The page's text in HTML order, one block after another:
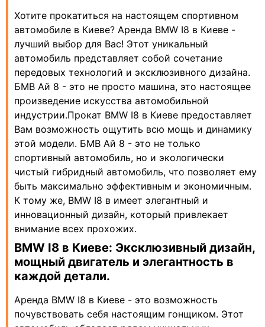
Хотите прокатиться на настоящем спортивном
автомобиле в Киеве? Аренда BMW I8 в Киеве -
лучший выбор для Вас! Этот уникальный
автомобиль представляет собой сочетание
передовых технологий и эксклюзивного дизайна.
БМВ Ай 8 - это не просто машина, это настоящее
произведение искусства автомобильной
индустрии.Прокат BMW I8 в Киеве предоставляет
Вам возможность ощутить всю мощь и динамику
этой модели. БМВ Ай 8 - это не только
спортивный автомобиль, но и экологически
чистый гибридный автомобиль, что позволяет ему
быть максимально эффективным и экономичным.
К тому же, BMW I8 в имеет элегантный и
инновационный дизайн, который привлекает
внимание всех прохожих.
BMW I8 в Киеве: Эксклюзивный дизайн,
мощный двигатель и элегантность в
каждой детали.
Аренда BMW I8 в Киеве - это возможность
почувствовать себя настоящим гонщиком. Этот